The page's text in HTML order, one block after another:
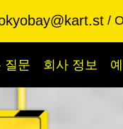
질문 회사 정보